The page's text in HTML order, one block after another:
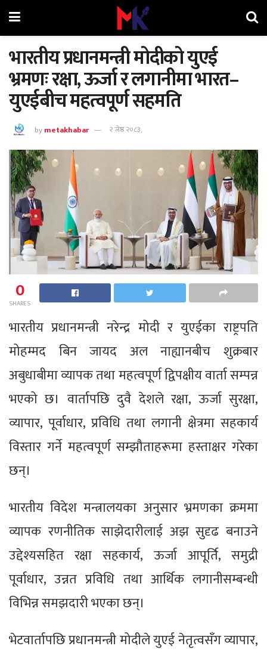
भारतीय प्रधानमन्त्री मोदीको युएई
भ्रमणः रक्षा, ऊर्जा र लगानीमा भारत–
युएईबीच महत्वपूर्ण सहमति
bymetakhabar २ जेष्ठ २०८३,
0
SHARES
भारतीय प्रधानमन्त्री नरेन्द्र मोदी र युएईका राष्ट्रपति
मोहम्मद बिन जायद अल नाह्यानबीच शुक्रबार
अबुधाबीमा व्यापक तथा महत्वपूर्ण द्विपक्षीय वार्ता सम्पन्न
भएको छ। वार्तापछि दुवै देशले रक्षा, ऊर्जा सुरक्षा,
व्यापार, पूर्वाधार, प्रविधि तथा लगानी क्षेत्रमा सहकार्य
विस्तार गर्ने महत्वपूर्ण सम्झौताहरूमा हस्ताक्षर गरेका
छन्।
भारतीय विदेश मन्त्रालयका अनुसार भ्रमणका क्रममा
व्यापक रणनीतिक साझेदारीलाई अझ सुदृढ बनाउने
उद्देश्यसहित रक्षा सहकार्य, ऊर्जा आपूर्ति, समुद्री
पूर्वाधार, उन्नत प्रविधि तथा आर्थिक लगानीसम्बन्धी
विभिन्न समझदारी भएका छन्।
भेटवार्तापछि प्रधानमन्त्री मोदीले युएई नेतृत्वसँग व्यापार,